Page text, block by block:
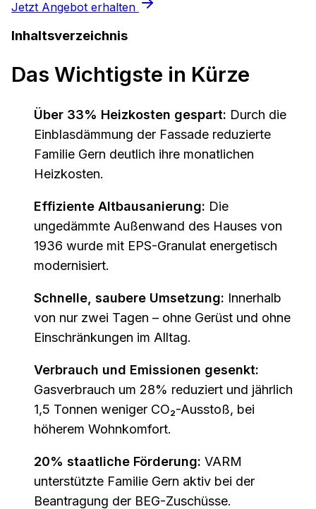
Jetzt Angebot erhalten
Inhaltsverzeichnis
Das Wichtigste in Kürze
Über 33% Heizkosten gespart: Durch die
Einblasdämmung der Fassade reduzierte
Familie Gern deutlich ihre monatlichen
Heizkosten.
Effiziente Altbausanierung: Die
ungedämmte Außenwand des Hauses von
1936 wurde mit EPS-Granulat energetisch
modernisiert.
Schnelle, saubere Umsetzung: Innerhalb
von nur zwei Tagen – ohne Gerüst und ohne
Einschränkungen im Alltag.
Verbrauch und Emissionen gesenkt:
Gasverbrauch um 28% reduziert und jährlich
1,5 Tonnen weniger CO₂-Ausstoß, bei
höherem Wohnkomfort.
20% staatliche Förderung: VARM
unterstützte Familie Gern aktiv bei der
Beantragung der BEG-Zuschüsse.